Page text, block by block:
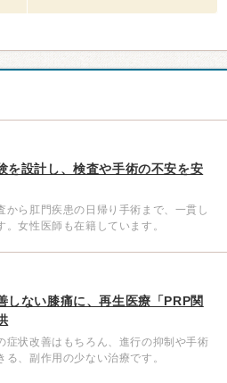
を設計し、検査や手術の不安を安
から肛門疾患の日帰り手術まで、一貫し
。女性医師も在籍しています。
しない膝痛に、再生医療「PRP関
症状改善はもちろん、進行の抑制や手術
る、副作用の少ない治療です。